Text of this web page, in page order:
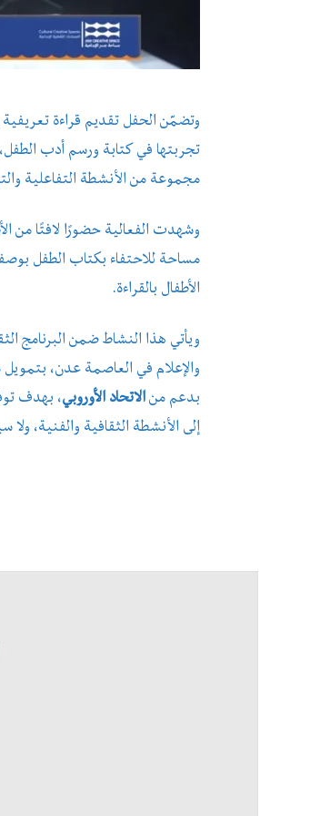
وتضمّن الحفل تقديم قراءة
تجربتها في كتابة ورسم أدب
مجموعة من الأنشطة التفاعلية
وشهدت الفعالية حضورًا لافتًا من
مساحة للاحتفاء بكتاب الطفل
الأطفال بالقراءة.
ويأتي هذا النشاط ضمن البرنامج
والإعلام في العاصمة عدن،
بدعم منالاتحاد الأوروبي، بهدف
إلى الأنشطة الثقافية والفنية،